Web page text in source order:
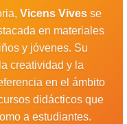
Vicens Vives se
en materiales
y jóvenes. Su
creatividad y la
en el ámbito
didácticos que
a estudiantes.